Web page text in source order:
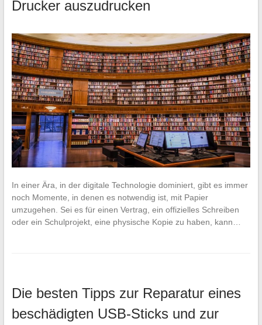
Drucker auszudrucken
In einer Ära, in der digitale Technologie dominiert, gibt es immer
noch Momente, in denen es notwendig ist, mit Papier
umzugehen. Sei es für einen Vertrag, ein offizielles Schreiben
oder ein Schulprojekt, eine physische Kopie zu haben, kann…
Die besten Tipps zur Reparatur eines
beschädigten USB-Sticks und zur